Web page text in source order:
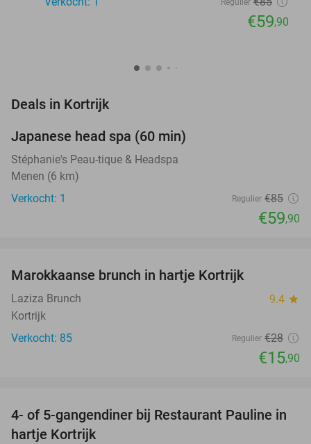
Regulier
€59,90
Deals in Kortrijk
TODAY
Japanese head spa (60 min)
Stéphanie's Peau-tique & Headspa
Menen (6 km)
Verkocht: 1
Regulier €85
€59,90
Marokkaanse brunch in hartje Kortrijk
Laziza Brunch 9.4 star
Kortrijk
Verkocht: 85
Regulier €28
€15,90
16%
4- of 5-gangendiner bij Restaurant Pauline in
hartje Kortrijk